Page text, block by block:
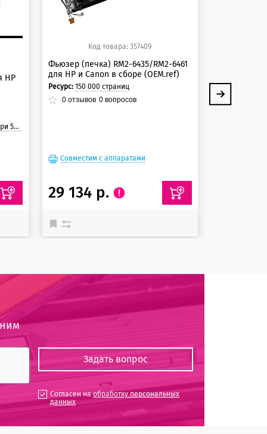
HP
Код товара: 357409
Фьюзер (печка) RM2-6435/RM2-6461
для HP и Canon в сборе (OEM.ref)
Ресурс: 150 000 страниц
0отзывов 0вопросов
Совместим с аппаратами
29 134 р.
Ресурс:
Согласен наобработку персональных
данных